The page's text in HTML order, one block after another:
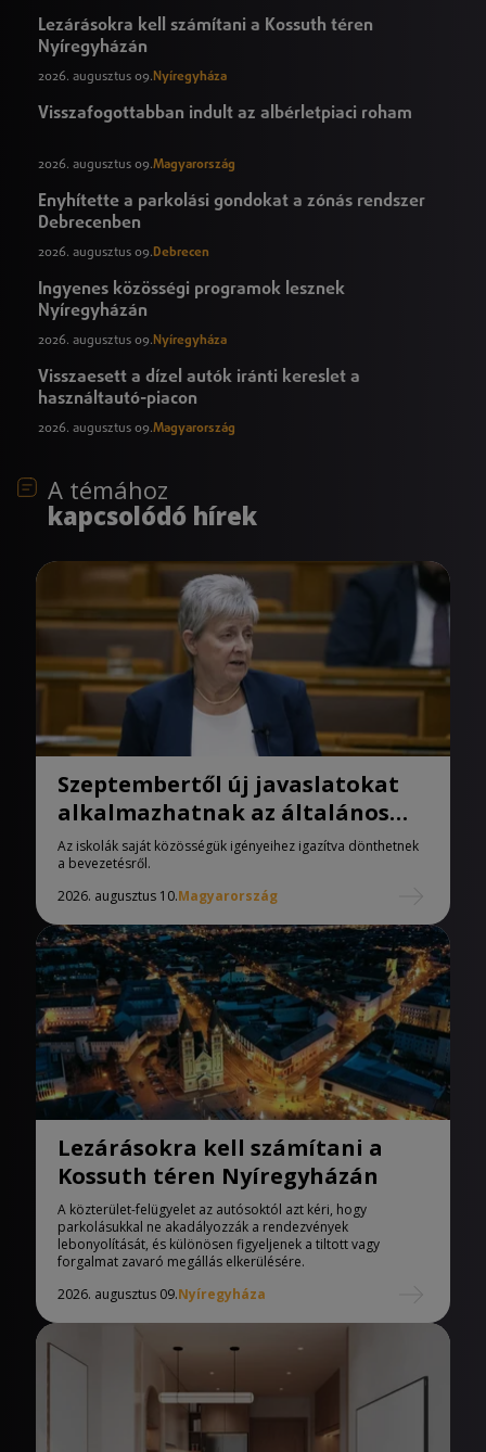
Lezárásokra kell számítani a Kossuth téren
Nyíregyházán
2026. augusztus 09. Nyíregyháza
Visszafogottabban indult az albérletpiaci roham
2026. augusztus 09.Magyarország
Enyhítette a parkolási gondokat a zónás rendszer
Debrecenben
2026. augusztus 09.Debrecen
Ingyenes közösségi programok lesznek
Nyíregyházán
2026. augusztus 09. Nyíregyháza
Visszaesett a dízel autók iránti kereslet a
használtautó-piacon
2026. augusztus 09.Magyarország
A témához
kapcsolódó hírek
Szeptembertől új javaslatokat
alkalmazhatnak az általános
iskolák
Az iskolák saját közösségük igényeihez igazítva dönthetnek
a bevezetésről.
2026. augusztus 10.Magyarország
Lezárásokra kell számítani a
Kossuth téren Nyíregyházán
A közterület-felügyelet az autósoktól azt kéri, hogy
parkolásukkal ne akadályozzák a rendezvények
lebonyolítását, és különösen figyeljenek a tiltott vagy
forgalmat zavaró megállás elkerülésére.
2026. augusztus 09.Nyíregyháza